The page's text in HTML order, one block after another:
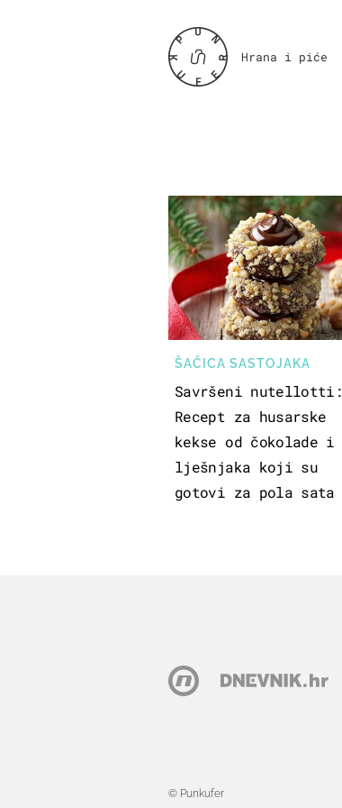
Hrana i piće
ŠAČICA SASTOJAKA
Savršeni nutellotti:
Recept za husarske
kekse od čokolade i
lješnjaka koji su
gotovi za pola sata
© Punkufer